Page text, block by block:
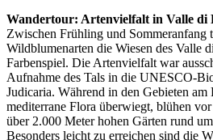
Wandertour: Artenvielfalt in Valle di
Zwischen Frühling und Sommeranfang
Wildblumenarten die Wiesen des Valle
Farbenspiel. Die Artenvielfalt war
Aufnahme des Tals in die UNESCO-
Judicaria. Während in den Gebieten am
mediterrane Flora überwiegt, blühen
über 2.000 Meter hohen Gärten rund
Besonders leicht zu erreichen sind die